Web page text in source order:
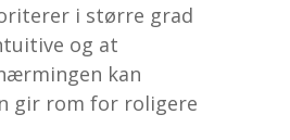
i større grad
og at
kan
gir rom for roligere